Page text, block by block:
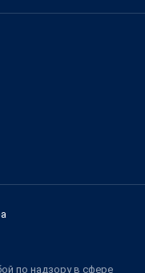
по надзору в сфере